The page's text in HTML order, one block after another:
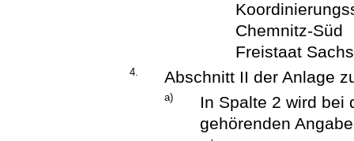
Chemnitz-Süd
Freistaat
4. Abschnitt II der Anlage
a)
In Spalte 2 wird bei
gehörenden